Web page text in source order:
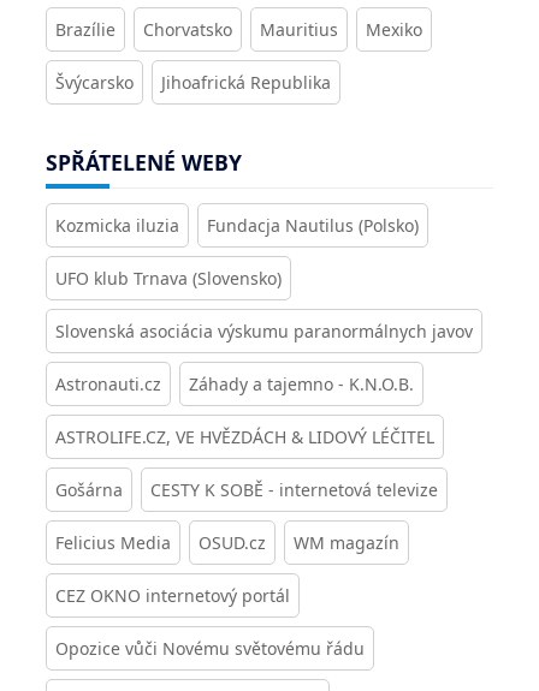
Brazílie Chorvatsko Mauritius Mexiko
Švýcarsko Jihoafrická Republika
SPŘÁTELENÉ WEBY
Kozmicka iluzia Fundacja Nautilus (Polsko)
UFO klub Trnava (Slovensko)
Slovenská asociácia výskumu paranormálnych javov
Astronauti.cz Záhady a tajemno - K.N.O.B.
ASTROLIFE.CZ, VE HVĚZDÁCH & LIDOVÝ LÉČITEL
Gošárna CESTY K SOBĚ - internetová televize
Felicius Media OSUD.cz WM magazín
CEZ OKNO internetový portál
Opozice vůči Novému světovému řádu